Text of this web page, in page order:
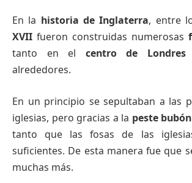
En la historia de Inglaterra, entre
XVII fueron construidas numerosas
tanto en el centro de Londres
alrededores.
En un principio se sepultaban a las
iglesias, pero gracias a la peste
tanto que las fosas de las
suficientes. De esta manera fue que
muchas más.